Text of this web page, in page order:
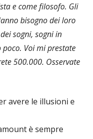
e come filosofo. Gli
bisogno dei loro
sogni, sogni in
poco. Voi mi prestate
500.000. Osservate
avere le illusioni e
è sempre